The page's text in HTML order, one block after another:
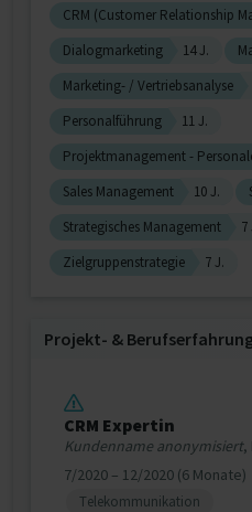
CRM (Customer Relationship
Dialogmarketing
14 J.
Marketing- / Vertriebsanalyse
Personalführung
11 J.
Projektmanagement -
Sales Management
10 J.
Strategisches Management
7
Zielgruppenstrategie
7 J.
Projekt‐ &
CRM Expertin
Kundenname anonymisiert,
7/2020 – 12/2020 (6 Monate)
Telekommunikation